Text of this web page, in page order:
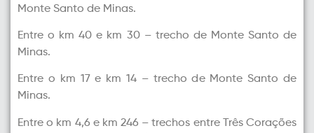
Monte Santo de Minas.
Entre o km 40 e km 30 – trecho de Monte Santo de
Minas.
Entre o km 17 e km 14 – trecho de Monte Santo de
Minas.
Entre o km 4,6 e km 246 – trechos entre Três Corações